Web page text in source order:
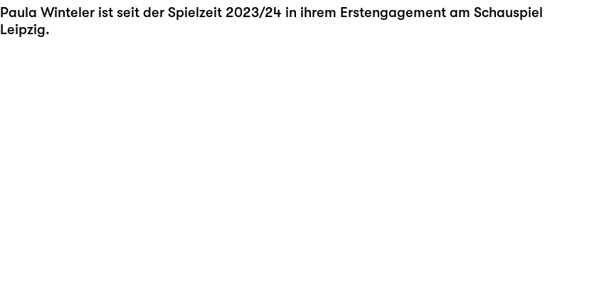
Paula Winteler ist seit der Spielzeit 2023/24 in ihrem Erstengagement am Schauspiel
Leipzig.